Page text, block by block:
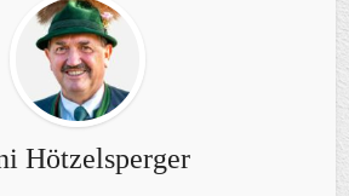
Hötzelsperger